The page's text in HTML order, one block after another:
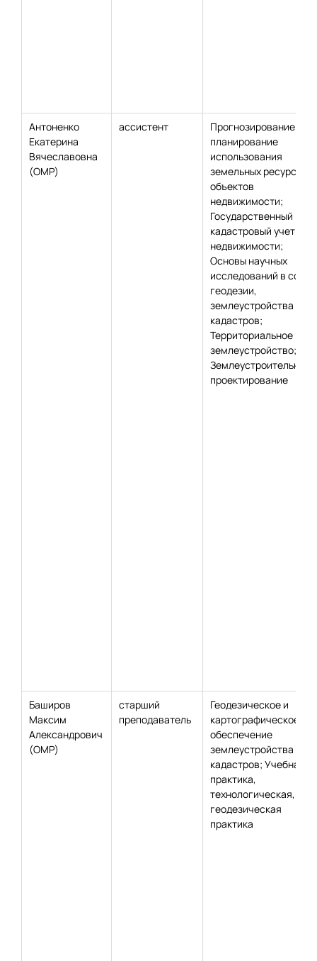
Антоненко
Екатерина
Вячеславовна
(ОМР)
ассистент
Прогнозирование и
планирование
использования
земельных ресурсов и
объектов
недвижимости;
Государственный
кадастровый учет
недвижимости;
Основы научных
исследований в сфере
геодезии,
землеустройства и
кадастров;
Территориальное
землеустройство;
Землеустроительное
проектирование
Баширов
Максим
Александрович
(ОМР)
старший
преподаватель
Геодезическое и
картографическое
обеспечение
землеустройства и
кадастров; Учебная
практика,
технологическая,
геодезическая
практика